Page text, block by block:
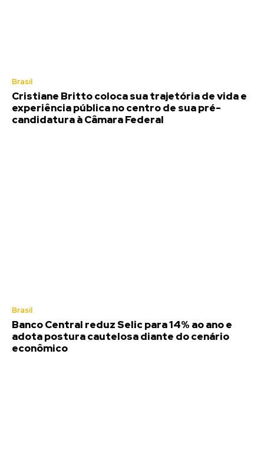
Brasil
Cristiane Britto coloca sua trajetória de vida e
experiência pública no centro de sua pré-
candidatura à Câmara Federal
Brasil
Banco Central reduz Selic para 14% ao ano e
adota postura cautelosa diante do cenário
econômico